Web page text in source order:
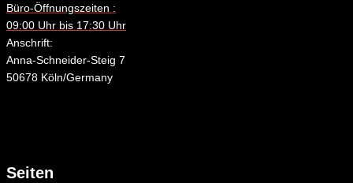
Büro-Öffnungszeiten :
09:00 Uhr bis 17:30 Uhr
Anschrift:
Anna-Schneider-Steig 7
50678 Köln/Germany
Seiten